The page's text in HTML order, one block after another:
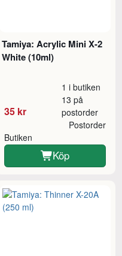
Tamiya: Acrylic Mini X-2
White (10ml)
35 kr
1 i butiken
13 på
postorder
Butiken
Postorder
Köp